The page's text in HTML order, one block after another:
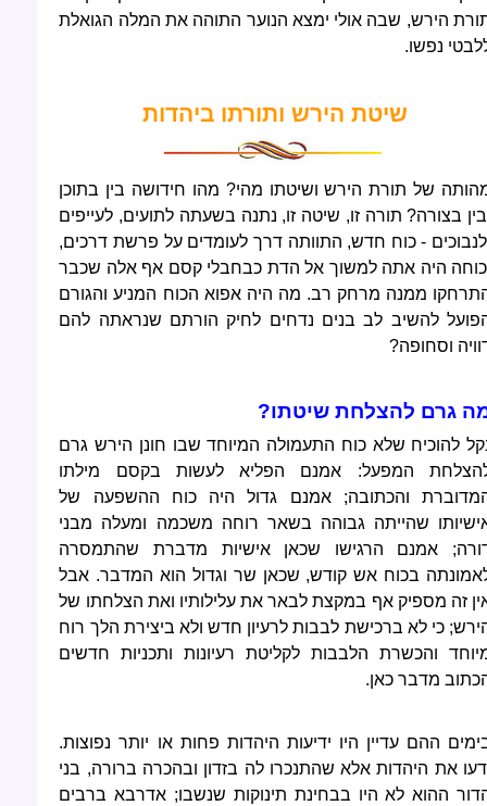
הירש, שבה אולי ימצא הנוער התוהה את המלה הגואלת
נפשו.
שיטת הירש ותורתו ביהדות
של תורת הירש ושיטתו מהי? מהו חידושה בין בתוכן
בצורה? תורה זו, שיטה זו, נתנה בשעתה לתועים, לעייפים
- כוח חדש, התוותה דרך לעומדים על פרשת דרכים,
היה אתה למשוך אל הדת כבחבלי קסם אף אלה שכבר
ממנה מרחק רב. מה היה אפוא הכוח המניע והגורם
להשיב לב בנים נדחים לחיק הורתם שנראתה להם
וסחופה?
גרם להצלחת שיטתו?
להוכיח שלא כוח התעמולה המיוחד שבו חונן הירש גרם
המפעל: אמנם הפליא לעשות בקסם מילתו
והכתובה; אמנם גדול היה כוח ההשפעה של
שהייתה גבוהה בשאר רוחה משכמה ומעלה מבני
אמנם הרגישו שכאן אישיות מדברת שהתמסרה
בכוח אש קודש, שכאן שר וגדול הוא המדבר. אבל
זה מספיק אף במקצת לבאר את עלילותיו ואת הצלחתו של
כי לא ברכישת לבבות לרעיון חדש ולא ביצירת הלך רוח
והכשרת הלבבות לקליטת רעיונות ותכניות חדשים
מדבר כאן.
ההם עדיין היו ידיעות היהדות פחות או יותר נפוצות.
את היהדות אלא שהתנכרו לה בזדון ובהכרה ברורה, בני
ההוא לא היו בבחינת תינוקות שנשבו; אדרבא ברבים